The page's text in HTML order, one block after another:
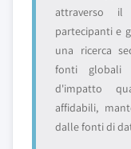
attraverso
partecipanti e
una ricerca
fonti globali
d'impatto
affidabili,
dalle fonti di